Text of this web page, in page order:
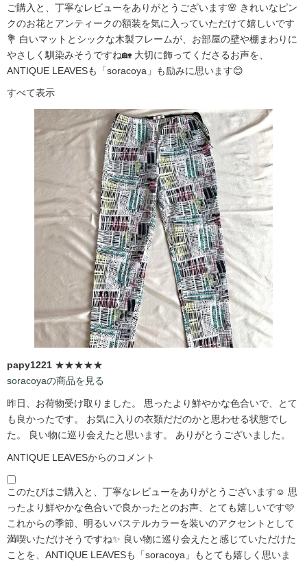
ご購入と、丁寧なレビューをありがとうございます🌸 きれいなピン
クのお花とアンティークの額装を気に入っていただけて嬉しいです
💐 白いマットとシックな木製フレームが、お部屋の壁や棚まわりに
やさしく馴染みそうですね🏡 大切に飾ってくださるお声を、
ANTIQUE LEAVESも「soracoya」も励みに思います😊
すべて表示
papy1221 ★★★★★
soracoyaの商品を見る
昨日、お荷物受け取りました。 思ったより鮮やかな色合いで、とて
も良かったです。 お気に入りの衣類だだのかと思わせる状態でし
た。 良い物に巡り会えたと思います。 ありがとうございました。
ANTIQUE LEAVESからのコメント
このたびはご購入と、丁寧なレビューをありがとうございます☺️ 思
ったより鮮やかな色合いで良かったとのお声、とても嬉しいです🩷
これからの季節、明るいパステルカラーを装いのアクセントとして
満喫いただけそうですね✨ 良い物に巡り会えたと感じていただけた
ことを、ANTIQUE LEAVESも「soracoya」もとても嬉しく思いま